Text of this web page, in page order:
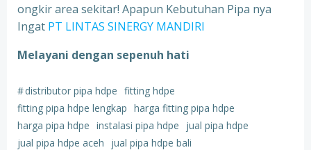
ongkir area sekitar! Apapun Kebutuhan Pipa nya
Ingat PT LINTAS SINERGY MANDIRI
Melayani dengan sepenuh hati
#distributor pipa hdpe fitting hdpe
fitting pipa hdpe lengkap harga fitting pipa hdpe
harga pipa hdpe instalasi pipa hdpe
jual pipa hdpe
jual pipa hdpe aceh
jual pipa hdpe bali